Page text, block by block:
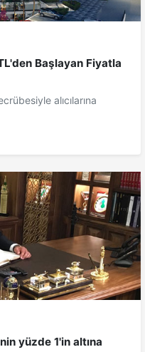
Başlayan Fiyatla
alıcılarına
yüzde 1'in altına